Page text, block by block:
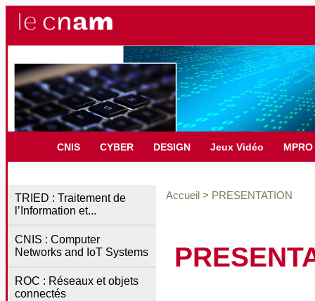
CNIS CYBER DESIGN Jeux Vidéo MPRO
TRIED : Traitement de
l’Information et...
CNIS : Computer
Networks and IoT Systems
ROC : Réseaux et objets
connectés
Accueil > PRESENTATION